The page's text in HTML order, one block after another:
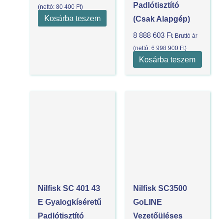
(nettó:80 400 Ft)
Kosárba teszem
Padlótisztító
(csak Alapgép)
8 888 603 Ft Bruttó ár
(nettó: 6 998 900 Ft)
Kosárba teszem
Nilfisk SC 401 43
E Gyalogkíséretű
Padlótisztító
Nilfisk SC3500
GoLINE
Vezetőüléses